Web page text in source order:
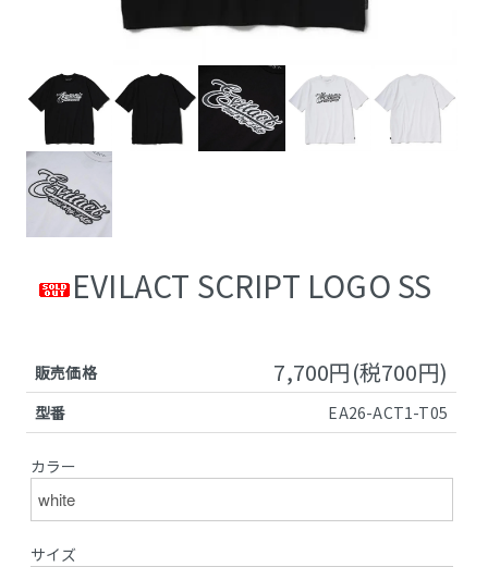
EVILACT SCRIPT LOGO SS
販売価格 7,700円(税700円)
型番 EA26-ACT1-T05
カラー
サイズ